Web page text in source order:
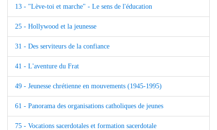
13 - "Lève-toi et marche" - Le sens de l'éducation
25 - Hollywood et la jeunesse
31 - Des serviteurs de la confiance
41 - L'aventure du Frat
49 - Jeunesse chrétienne en mouvements (1945-1995)
61 - Panorama des organisations catholiques de jeunes
75 - Vocations sacerdotales et formation sacerdotale